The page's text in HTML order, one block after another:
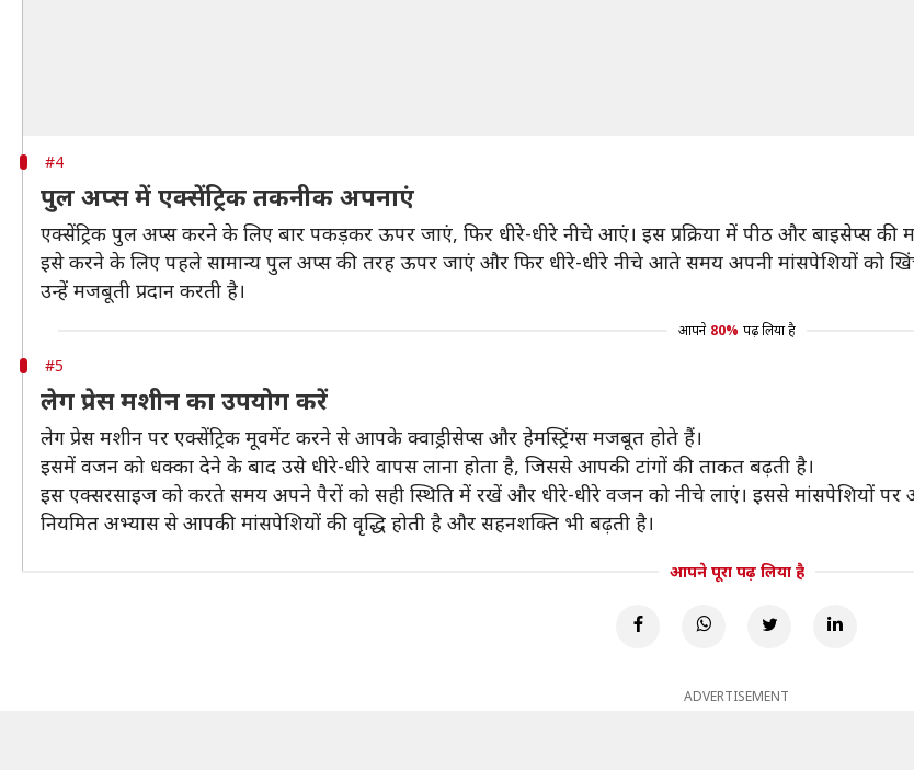
#4
पुल अप्स में एक्सेंट्रिक तकनीक अपनाएं
एक्सेंट्रिक पुल अप्स करने के लिए बार पकड़कर ऊपर जाएं, फिर धीरे-धीरे नीचे आएं। इस प्रक्रिया में पीठ और बाइसेप्स
इसे करने के लिए पहले सामान्य पुल अप्स की तरह ऊपर जाएं और फिर धीरे-धीरे नीचे आते समय अपनी मांसपेशियों को
उन्हें मजबूती प्रदान करती है।
आपने 80% पढ़ लिया है
#5
लेग प्रेस मशीन का उपयोग करें
लेग प्रेस मशीन पर एक्सेंट्रिक मूवमेंट करने से आपके क्वाड्रीसेप्स और हेमस्ट्रिंग्स मजबूत होते हैं।
इसमें वजन को धक्का देने के बाद उसे धीरे-धीरे वापस लाना होता है, जिससे आपकी टांगों की ताकत बढ़ती है।
इस एक्सरसाइज को करते समय अपने पैरों को सही स्थिति में रखें और धीरे-धीरे वजन को नीचे लाएं। इससे मांसपेशियों
नियमित अभ्यास से आपकी मांसपेशियों की वृद्धि होती है और सहनशक्ति भी बढ़ती है।
आपने पूरा पढ़ लिया है
ADVERTISEMENT